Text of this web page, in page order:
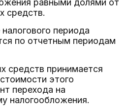
равными долями от
средств.
периода
по отчетным периодам
средств принимается
этого
перехода на
налогообложения.